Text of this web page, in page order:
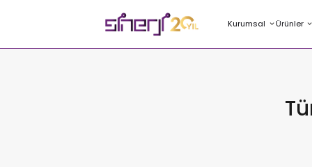
Kurumsal Ürünler